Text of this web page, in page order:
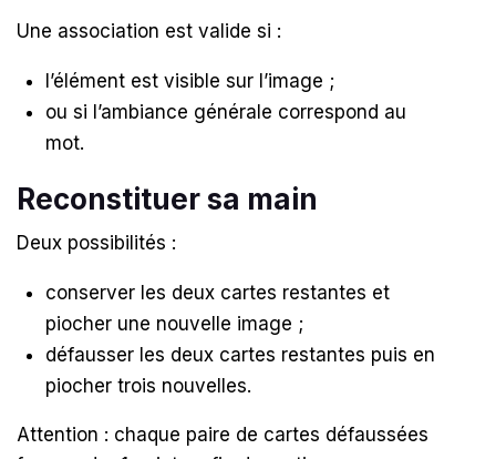
Une association est valide si :
l’élément est visible sur l’image ;
ou si l’ambiance générale correspond au
mot.
Reconstituer sa main
Deux possibilités :
conserver les deux cartes restantes et
piocher une nouvelle image ;
défausser les deux cartes restantes puis en
piocher trois nouvelles.
Attention : chaque paire de cartes défaussées